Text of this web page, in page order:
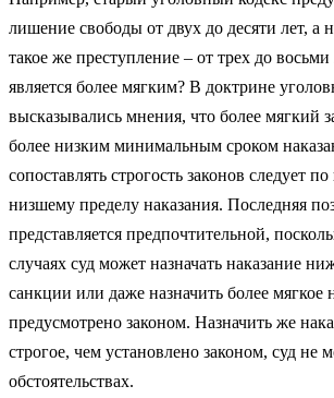
лишение свободы от двух до десяти лет, а
такое же преступление – от трех до восьми
является более мягким? В доктрине
высказывались мнения, что более мягкий
более низким минимальным сроком
сопоставлять строгость законов следует
низшему пределу наказания. Последняя
представляется предпочтительной,
случаях суд может назначать наказание
санкции или даже назначить более мягкое
предусмотрено законом. Назначить же
строгое, чем установлено законом, суд не
обстоятельствах.